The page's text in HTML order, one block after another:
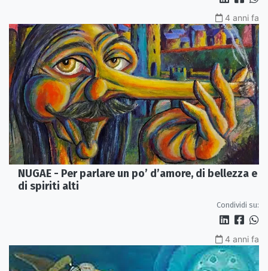
4 anni fa
NUGAE - Per parlare un po’ d’amore, di bellezza e
di spiriti alti
Condividi su:
4 anni fa